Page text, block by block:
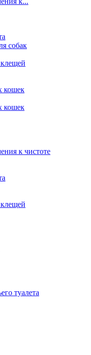
собак
кошек
кошек
к чистоте
туалета